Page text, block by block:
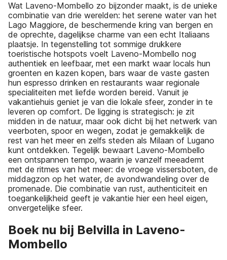
Wat Laveno-Mombello zo bijzonder maakt, is de unieke
combinatie van drie werelden: het serene water van het
Lago Maggiore, de beschermende kring van bergen en
de oprechte, dagelijkse charme van een echt Italiaans
plaatsje. In tegenstelling tot sommige drukkere
toeristische hotspots voelt Laveno-Mombello nog
authentiek en leefbaar, met een markt waar locals hun
groenten en kazen kopen, bars waar de vaste gasten
hun espresso drinken en restaurants waar regionale
specialiteiten met liefde worden bereid. Vanuit je
vakantiehuis geniet je van die lokale sfeer, zonder in te
leveren op comfort. De ligging is strategisch: je zit
midden in de natuur, maar ook dicht bij het netwerk van
veerboten, spoor en wegen, zodat je gemakkelijk de
rest van het meer en zelfs steden als Milaan of Lugano
kunt ontdekken. Tegelijk bewaart Laveno-Mombello
een ontspannen tempo, waarin je vanzelf meeademt
met de ritmes van het meer: de vroege vissersboten, de
middagzon op het water, de avondwandeling over de
promenade. Die combinatie van rust, authenticiteit en
toegankelijkheid geeft je vakantie hier een heel eigen,
onvergetelijke sfeer.
Boek nu bij Belvilla in Laveno-
Mombello